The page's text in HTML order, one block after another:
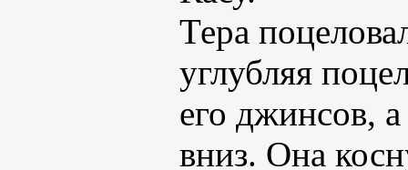
Тера
углубляя
его джинсов,
вниз. Она